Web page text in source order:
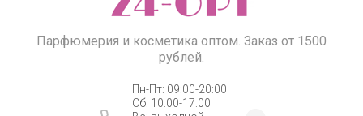
Парфюмерия и косметика оптом. Заказ от 1500
рублей.
Пн-Пт: 09:00-20:00
Сб: 10:00-17:00